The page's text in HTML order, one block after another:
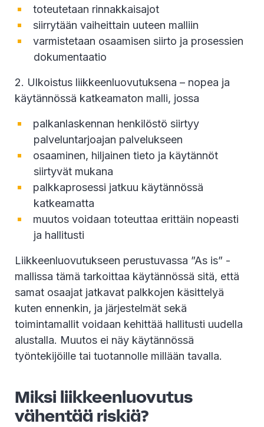
toteutetaan rinnakkaisajot
siirrytään vaiheittain uuteen malliin
varmistetaan osaamisen siirto ja prosessien
dokumentaatio
2. Ulkoistus liikkeenluovutuksena – nopea ja
käytännössä katkeamaton malli, jossa
palkanlaskennan henkilöstö siirtyy
palveluntarjoajan palvelukseen
osaaminen, hiljainen tieto ja käytännöt
siirtyvät mukana
palkkaprosessi jatkuu käytännössä
katkeamatta
muutos voidaan toteuttaa erittäin nopeasti
ja hallitusti
Liikkeenluovutukseen perustuvassa ”As is” -
mallissa tämä tarkoittaa käytännössä sitä, että
samat osaajat jatkavat palkkojen käsittelyä
kuten ennenkin, ja järjestelmät sekä
toimintamallit voidaan kehittää hallitusti uudella
alustalla. Muutos ei näy käytännössä
työntekijöille tai tuotannolle millään tavalla.
Miksi liikkeenluovutus
vähentää riskiä?